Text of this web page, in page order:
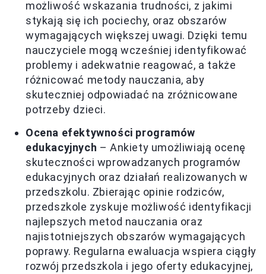
możliwość wskazania trudności, z jakimi
stykają się ich pociechy, oraz obszarów
wymagających większej uwagi. Dzięki temu
nauczyciele mogą wcześniej identyfikować
problemy i adekwatnie reagować, a także
różnicować metody nauczania, aby
skuteczniej odpowiadać na zróżnicowane
potrzeby dzieci.
Ocena efektywności programów
edukacyjnych – Ankiety umożliwiają ocenę
skuteczności wprowadzanych programów
edukacyjnych oraz działań realizowanych w
przedszkolu. Zbierając opinie rodziców,
przedszkole zyskuje możliwość identyfikacji
najlepszych metod nauczania oraz
najistotniejszych obszarów wymagających
poprawy. Regularna ewaluacja wspiera ciągły
rozwój przedszkola i jego oferty edukacyjnej,